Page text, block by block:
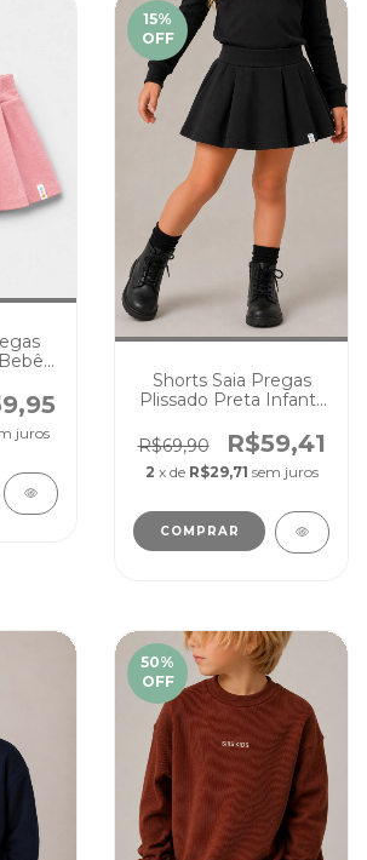
juros
15%
OFF
Shorts Saia Pregas
Plissado Preta Infantil
R$69,90
R$59,41
2 x de R$29,71 sem juros
COMPRAR
50%
OFF